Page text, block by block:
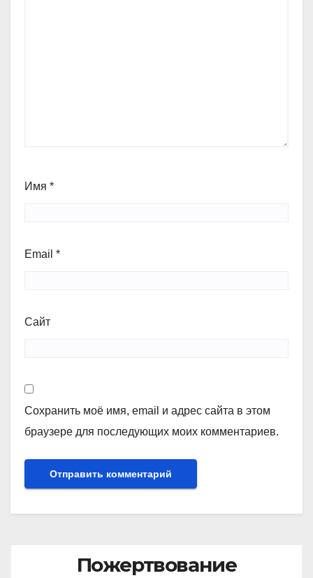
Имя *
Email *
Сайт
Сохранить моё имя, email и адрес сайта в этом
браузере для последующих моих комментариев.
Пожертвование